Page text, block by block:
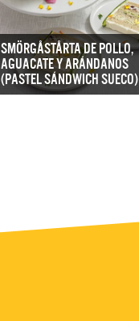
SMÖRGÅSTÅRTA DE POLLO,
AGUACATE Y ARÁNDANOS
(PASTEL SÁNDWICH SUECO)